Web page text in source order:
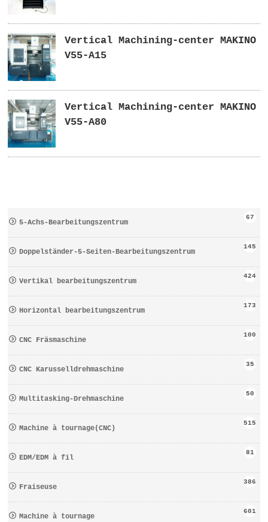
Vertical Machining-center MAKINO
V55-A15
Vertical Machining-center MAKINO
V55-A80
5-Achs-Bearbeitungszentrum
67
Doppelständer-5-Seiten-Bearbeitungszentrum
145
Vertikal bearbeitungszentrum
424
Horizontal bearbeitungszentrum
173
CNC Fräsmaschine
100
CNC Karusselldrehmaschine
35
Multitasking-Drehmaschine
50
Machine à tournage(CNC)
515
EDM/EDM à fil
81
Fraiseuse
386
Machine à tournage
601